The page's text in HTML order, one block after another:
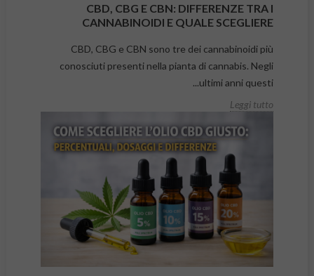
CBD, CBG E CBN: DIFFERENZE TRA I
CANNABINOIDI E QUALE SCEGLIERE
CBD, CBG e CBN sono tre dei cannabinoidi più
conosciuti presenti nella pianta di cannabis. Negli
ultimi anni questi...
Leggi tutto